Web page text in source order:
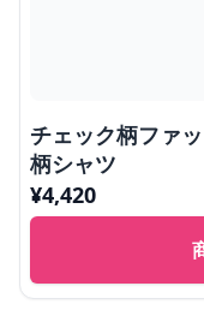
チェック柄ファ
柄シャツ
¥4,420